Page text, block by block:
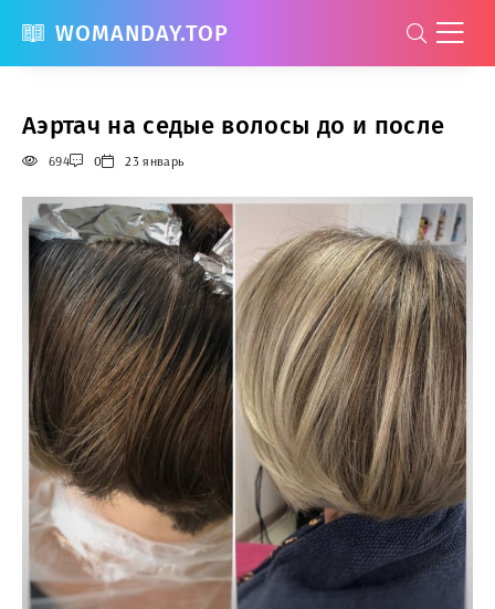
WOMANDAY.TOP
Аэртач на седые волосы до и после
694 0 23 январь